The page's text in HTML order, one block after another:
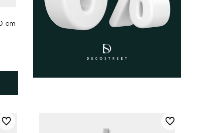
cm
Do ulubionych Do ulubionych